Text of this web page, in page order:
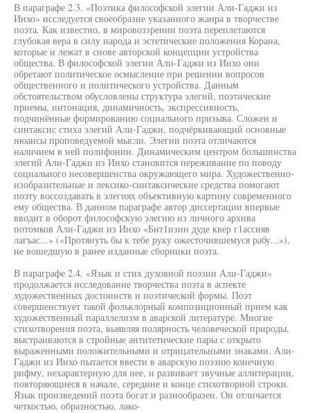
В параграфе 2.3. «Поэтика философской элегии Али-Гаджи из
Инхо» исследуется своеобразие указанного жанра в творчестве
поэта. Как известно, в мировоззрении поэта переплетаются
глубокая вера в силу народа и эстетические положения Корана,
которые и лежат в снове авторской концепции устройства
общества. В философской элегии Али-Гаджи из Инхо они
обретают политическое осмысление при решении вопросов
общественного и политического устройства. Данным
обстоятельством обусловлены структура элегий, поэтические
приемы, интонация, динамичность, экспрессивность,
подчинённые формированию социального призыва. Сложен и
синтаксис стиха элегий Али-Гаджи, подчёркивающий основные
нюансы проповедуемой мысли. Элегии поэта отличаются
наличием в ней полифонии. Динамическим центром большинства
элегий Али-Гаджи из Инхо становится переживание по поводу
социального несовершенства окружающего мира. Художественно-
изобразительные и лексико-синтаксические средства помогают
поэту воссоздавать в элегиях объективную картину современного
ему общества. В данном параграфе автор диссертации впервые
вводит в оборот философскую элегию из личного архива
потомков Али-Гаджи из Инхо «Бит1изин дуде квер г1ассияв
лагъас...» («Протянуть бы к тебе руку ожесточившемуся рабу...»),
не вошедшую в ранее изданные сборники поэта.
В параграфе 2.4. «Язык и стих духовной поэзии Али-Гаджи»
продолжается исследование творчества поэта в аспекте
художественных достоинств и поэтической формы. Поэт
совершенствует такой фольклорный композиционный прием как
художественный параллелизм в аварской литературе. Многие
стихотворения поэта, выявляя полярность человеческой природы,
выстраиваются в стройные антитетические пары с открыто
выраженными положительными и отрицательными знаками. Али-
Гаджи из Инхо пытается ввести в аварскую поэзию конечную
рифму, нехарактерную для нее, и развивает звучные аллитерации,
повторяющиеся в начале, середине и конце стихотворной строки.
Язык произведений поэта богат и разнообразен. Он отличается
четкостью, образностью, лако-